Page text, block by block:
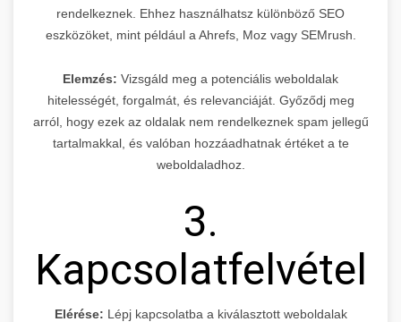
rendelkeznek. Ehhez használhatsz különböző SEO
eszközöket, mint például a Ahrefs, Moz vagy SEMrush.
Elemzés: Vizsgáld meg a potenciális weboldalak
hitelességét, forgalmát, és relevanciáját. Győződj meg
arról, hogy ezek az oldalak nem rendelkeznek spam jellegű
tartalmakkal, és valóban hozzáadhatnak értéket a te
weboldaladhoz.
3.
Kapcsolatfelvétel
Elérése: Lépj kapcsolatba a kiválasztott weboldalak